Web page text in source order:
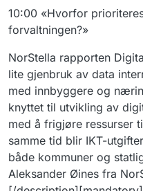
10:00 «Hvorfor
forvaltningen?»
NorStella rapporten
lite gjenbruk av data
med innbyggere og
knyttet til utvikling av
med å frigjøre ressurser
samme tid blir IKT-
både kommuner og
Aleksander Øines fra